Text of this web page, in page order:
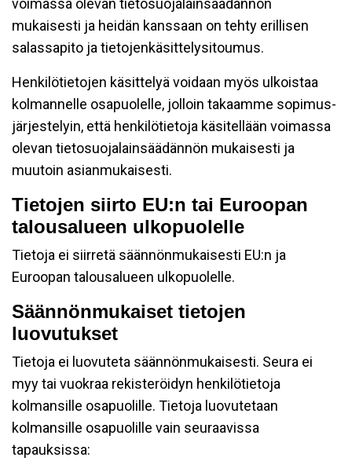
voimassa olevan tietosuojalainsäädännön
mukaisesti ja heidän kanssaan on tehty erillisen
salassapito ja tietojenkäsittelysitoumus.
Henkilötietojen käsittelyä voidaan myös ulkoistaa
kolmannelle osapuolelle, jolloin takaamme sopimus-
järjestelyin, että henkilötietoja käsitellään voimassa
olevan tietosuojalainsäädännön mukaisesti ja
muutoin asianmukaisesti.
Tietojen siirto EU:n tai Euroopan
talousalueen ulkopuolelle
Tietoja ei siirretä säännönmukaisesti EU:n ja
Euroopan talousalueen ulkopuolelle.
Säännönmukaiset tietojen
luovutukset
Tietoja ei luovuteta säännönmukaisesti. Seura ei
myy tai vuokraa rekisteröidyn henkilötietoja
kolmansille osapuolille. Tietoja luovutetaan
kolmansille osapuolille vain seuraavissa
tapauksissa: